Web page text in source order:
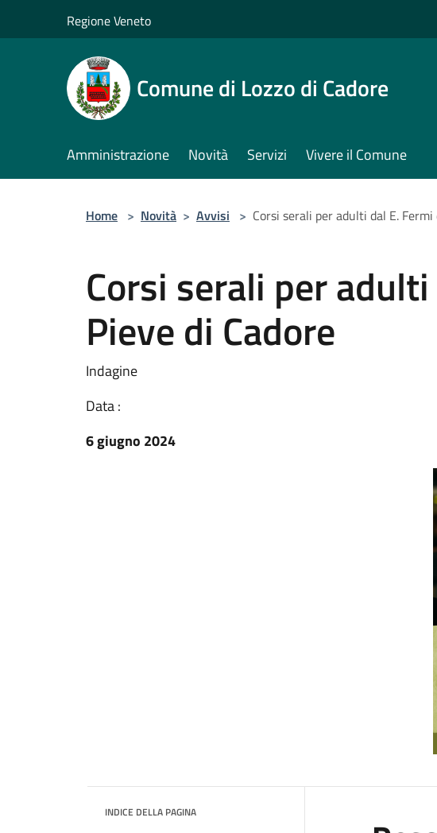
Regione Veneto
Comune di Lozzo di Cadore
Amministrazione Novità Servizi Vivere il Comune
Home > Novità > Avvisi > Corsi serali per adulti dal E.
Corsi serali per
Pieve di Cadore
Indagine
Data :
6 giugno 2024
INDICE DELLA PAGINA